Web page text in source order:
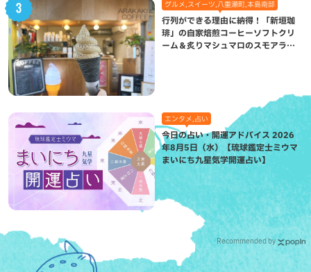
グルメ,スイーツ,八重瀬町,本島南部
行列ができる理由に納得！「新垣珈
琲」の自家焙煎コーヒーソフトクリ
ーム＆炙りマシュマロのスモアラテ
エンタメ,占い
今日の占い・開運アドバイス 2026
年8月5日（水）【琉球鑑定士ミウマ
まいにち九星気学開運占い】
Recommended by